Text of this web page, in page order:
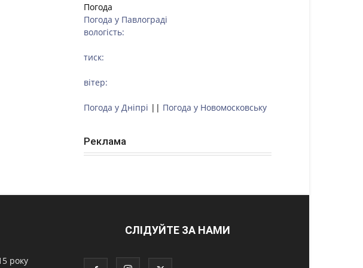
Погода
Погода у Павлограді
вологість:
тиск:
вітер:
Погода у Дніпрі || Погода у Новомосковську
Реклама
року
СЛІДУЙТЕ ЗА НАМИ